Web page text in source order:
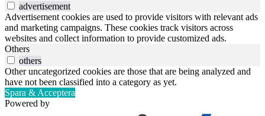
advertisement
Advertisement cookies are used to provide visitors with relevant ads
and marketing campaigns. These cookies track visitors across
websites and collect information to provide customized ads.
Others
others
Other uncategorized cookies are those that are being analyzed and
have not been classified into a category as yet.
Spara & Acceptera
Powered by